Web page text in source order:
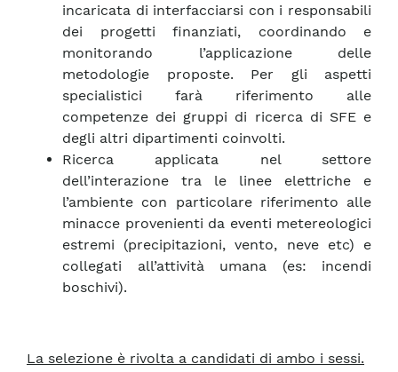
incaricata di interfacciarsi con i responsabili
dei progetti finanziati, coordinando e
monitorando l’applicazione delle
metodologie proposte. Per gli aspetti
specialistici farà riferimento alle
competenze dei gruppi di ricerca di SFE e
degli altri dipartimenti coinvolti.
Ricerca applicata nel settore
dell’interazione tra le linee elettriche e
l’ambiente con particolare riferimento alle
minacce provenienti da eventi metereologici
estremi (precipitazioni, vento, neve etc) e
collegati all’attività umana (es: incendi
boschivi).
La selezione è rivolta a candidati di ambo i sessi.